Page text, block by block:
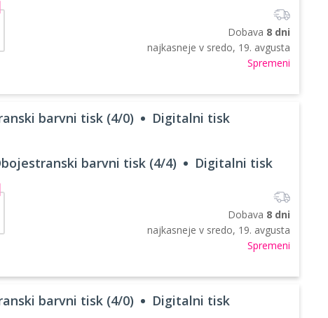
Dobava 8 dni
najkasneje v sredo, 19. avgusta
Spremeni
barvni tisk (4/0) Digitalni tisk
barvni tisk (4/4) Digitalni tisk
Dobava 8 dni
najkasneje v sredo, 19. avgusta
Spremeni
barvni tisk (4/0) Digitalni tisk